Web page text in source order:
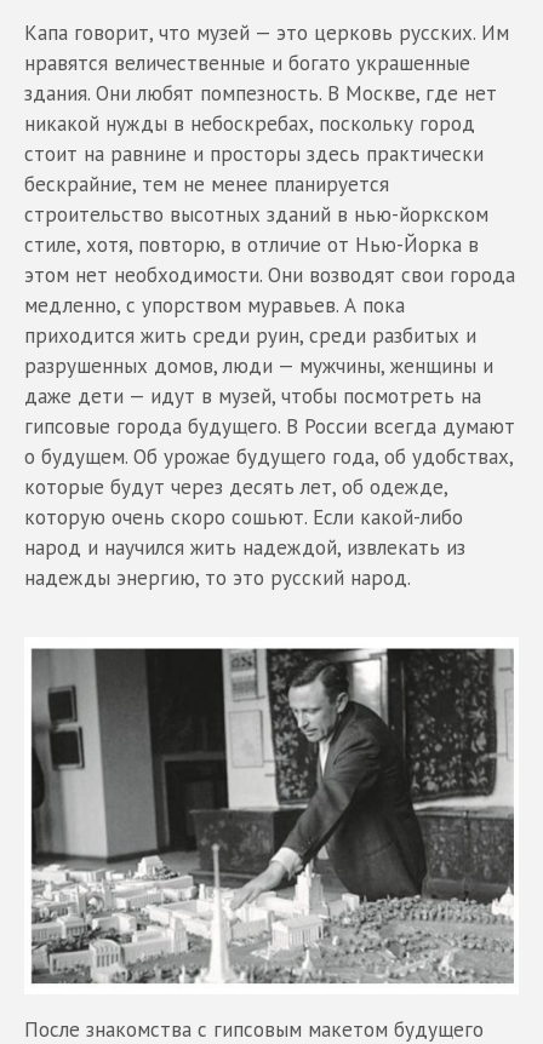
Капа говорит, что музей — это церковь русских. Им
нравятся величественные и богато украшенные
здания. Они любят помпезность. В Москве, где нет
никакой нужды в небоскребах, поскольку город
стоит на равнине и просторы здесь практически
бескрайние, тем не менее планируется
строительство высотных зданий в нью-йоркском
стиле, хотя, повторю, в отличие от Нью-Йорка в
этом нет необходимости. Они возводят свои города
медленно, с упорством муравьев. А пока
приходится жить среди руин, среди разбитых и
разрушенных домов, люди — мужчины, женщины и
даже дети — идут в музей, чтобы посмотреть на
гипсовые города будущего. В России всегда думают
о будущем. Об урожае будущего года, об удобствах,
которые будут через десять лет, об одежде,
которую очень скоро сошьют. Если какой-либо
народ и научился жить надеждой, извлекать из
надежды энергию, то это русский народ.
После знакомства с гипсовым макетом будущего